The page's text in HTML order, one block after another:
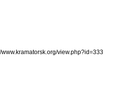
www.kramatorsk.org/view.php?id=333